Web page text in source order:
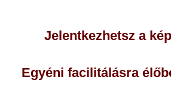
Jelentkezhetsz a
Egyéni facilitálásra